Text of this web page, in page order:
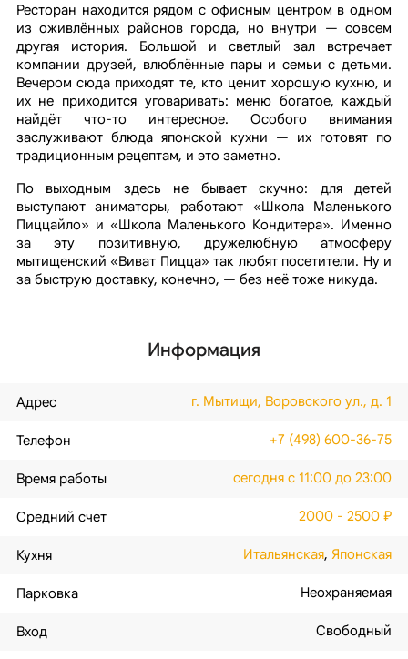
Ресторан находится рядом с офисным центром в одном
из оживлённых районов города, но внутри — совсем
другая история. Большой и светлый зал встречает
компании друзей, влюблённые пары и семьи с детьми.
Вечером сюда приходят те, кто ценит хорошую кухню, и
их не приходится уговаривать: меню богатое, каждый
найдёт что-то интересное. Особого внимания
заслуживают блюда японской кухни — их готовят по
традиционным рецептам, и это заметно.
По выходным здесь не бывает скучно: для детей
выступают аниматоры, работают «Школа Маленького
Пиццайло» и «Школа Маленького Кондитера». Именно
за эту позитивную, дружелюбную атмосферу
мытищенский «Виват Пицца» так любят посетители. Ну и
за быструю доставку, конечно, — без неё тоже никуда.
Информация
Адрес г. Мытищи, Воровского ул., д. 1
Телефон +7 (498) 600-36-75
Время работы сегодня с 11:00 до 23:00
Средний счет 2000 - 2500 ₽
Кухня Итальянская,Японская
Парковка Неохраняемая
Вход Свободный